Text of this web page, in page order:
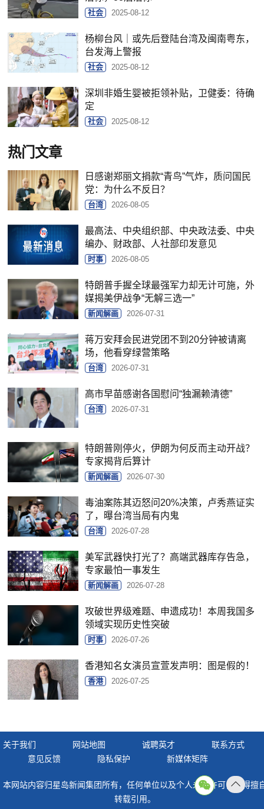
社会 2025-08-12
杨柳台风｜或先后登陆台湾及闽南粤东，
台发海上警报
社会 2025-08-12
深圳非婚生婴被拒领补贴，卫健委：待确
定
社会 2025-08-12
热门文章
日感谢郑丽文捐款“青鸟”气炸，质问国民
党：为什么不反日？
台湾 2026-08-05
最高法、中央组织部、中央政法委、中央
编办、财政部、人社部印发意见
时事 2026-08-05
特朗普手握全球最强军力却无计可施，外
媒揭美伊战争“无解三选一”
新闻解画 2026-07-31
蒋万安拜会民进党团不到20分钟被请离
场，他看穿绿营策略
台湾 2026-07-31
高市早苗感谢各国慰问“独漏赖清德”
台湾 2026-07-31
特朗普刚停火，伊朗为何反而主动开战？
专家揭背后算计
新闻解画 2026-07-30
毒油案陈其迈怒问20%决策，卢秀燕证实
了，曝台湾当局有内鬼
台湾 2026-07-28
美军武器快打光了？高端武器库存告急，
专家最怕一事发生
新闻解画 2026-07-28
攻破世界级难题、申遗成功！本周我国多
领域实现历史性突破
时事 2026-07-26
香港知名女演员宣萱发声明：图是假的！
香港 2026-07-25
关于我们 网站地图 诚聘英才
联系方式
意见反馈
隐私保护 新媒体矩阵
本网站内容归星岛新闻集团所有，任何单位以及个人未经许可，不得擅
转载引用。